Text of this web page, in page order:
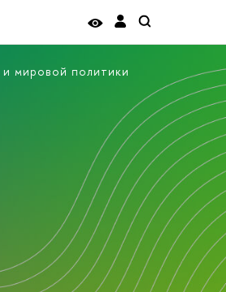
мировой политики